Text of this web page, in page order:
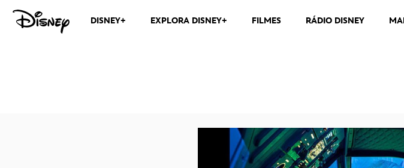
DISNEY+ EXPLORA DISNEY+ FILMES RÁDIO DISNEY